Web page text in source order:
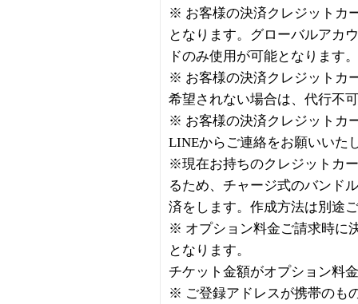
※ お客様の決済クレジットカ
となります。グローバルアカ
ドのみ使用が可能となります。
※ お客様の決済クレジットカ
希望されない場合は、代行不
※ お客様の決済クレジットカ
LINEからご連絡をお願いいた
※現在お持ちのクレジットカ
るため、チャージ式のバンド
済をします。作成方法は別途
※ オプション料金ご請求時に
となります。
チケット金額がオプション料
※ ご登録アドレスが携帯のも